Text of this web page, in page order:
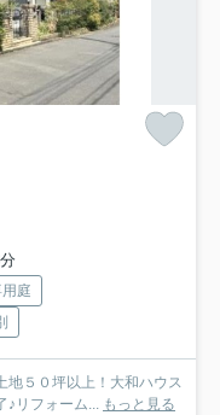
庭
５０坪以上！大和ハウス
♪リフォーム... もっと見る